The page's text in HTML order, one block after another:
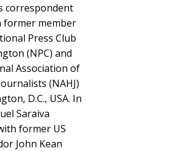
correspondent
former member
Press Club
(NPC) and
Association of
(NAHJ)
D.C., USA. In
Saraiva
former US
John Kean